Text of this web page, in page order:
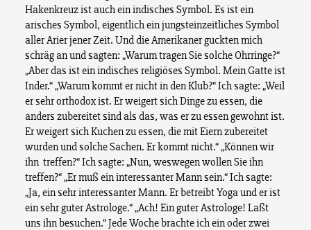
Hakenkreuz ist auch ein indisches Symbol. Es ist ein
arisches Symbol, eigentlich ein jungsteinzeitliches Symbol
aller Arier jener Zeit. Und die Amerikaner guckten mich
schräg an und sagten: „Warum tragen Sie solche Ohrringe?“
„Aber das ist ein indisches religiöses Symbol. Mein Gatte ist
Inder.“ „Warum kommt er nicht in den Klub?“ Ich sagte: „Weil
er sehr orthodox ist. Er weigert sich Dinge zu essen, die
anders zubereitet sind als das, was er zu essen gewohnt ist.
Er weigert sich Kuchen zu essen, die mit Eiern zubereitet
wurden und solche Sachen. Er kommt nicht.“ „Können wir
ihn treffen?“ Ich sagte: „Nun, weswegen wollen Sie ihn
treffen?“ „Er muß ein interessanter Mann sein.“ Ich sagte:
„Ja, ein sehr interessanter Mann. Er betreibt Yoga und er ist
ein sehr guter Astrologe.“ „Ach! Ein guter Astrologe! Laßt
uns ihn besuchen.“ Jede Woche brachte ich ein oder zwei